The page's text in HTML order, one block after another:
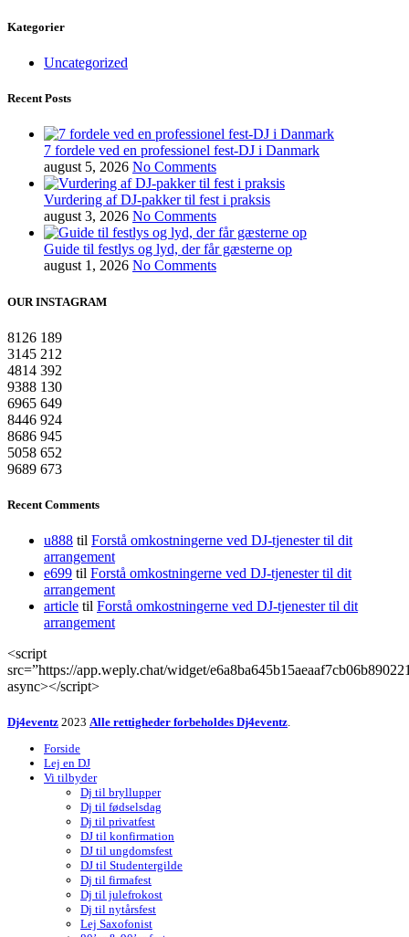
Kategorier
Uncategorized
Recent Posts
7 fordele ved en professionel fest-DJ i Danmark
august 5, 2026 No Comments
Vurdering af DJ-pakker til fest i praksis
august 3, 2026 No Comments
Guide til festlys og lyd, der får gæsterne op
august 1, 2026 No Comments
OUR INSTAGRAM
8126 189
3145 212
4814 392
9388 130
6965 649
8446 924
8686 945
5058 652
9689 673
Recent Comments
u888 til Forstå omkostningerne ved DJ-tjenester til dit
arrangement
e699 til Forstå omkostningerne ved DJ-tjenester til dit
arrangement
article til Forstå omkostningerne ved DJ-tjenester til dit
arrangement
<script
src=”https://app.weply.chat/widget/
async></script>
Dj4eventz 2023 Alle rettigheder forbeholdes Dj4eventz.
Forside
Lej en DJ
Vi tilbyder
Dj til bryllupper
Dj til fødselsdag
Dj til privatfest
DJ til konfirmation
DJ til ungdomsfest
DJ til Studentergilde
Dj til firmafest
Dj til julefrokost
Dj til nytårsfest
Lej Saxofonist